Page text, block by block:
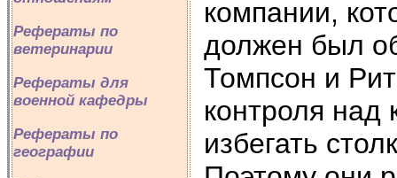
Рефераты по
ветеринарии
Рефераты для
военной кафедры
Рефераты по
географии
компании,
должен был
Томпсон и
контроля над
избегать